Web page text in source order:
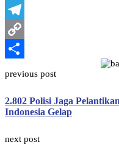
X
Telegram
Copy
previous post
2.802 Polisi Jaga
Indonesia Gelap
next post